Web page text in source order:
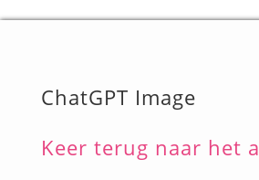
ChatGPT Image
Keer terug naar het